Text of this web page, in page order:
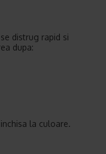
distrug rapid si
dupa:
la culoare.